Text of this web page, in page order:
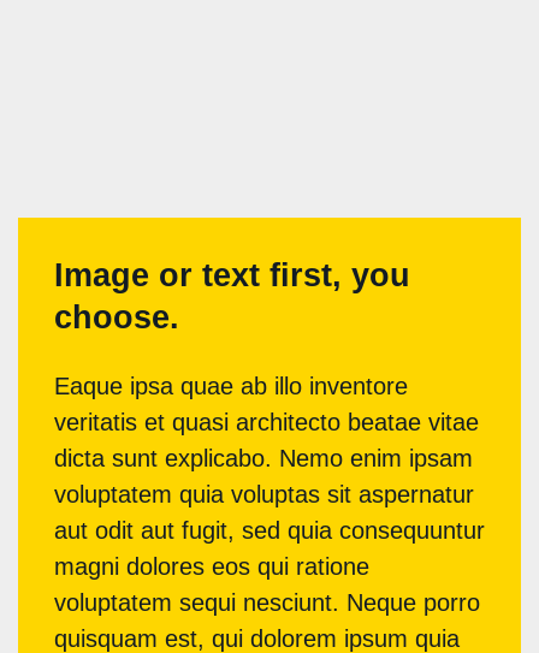
Image or text first, you
choose.
Eaque ipsa quae ab illo inventore
veritatis et quasi architecto beatae vitae
dicta sunt explicabo. Nemo enim ipsam
voluptatem quia voluptas sit aspernatur
aut odit aut fugit, sed quia consequuntur
magni dolores eos qui ratione
voluptatem sequi nesciunt. Neque porro
quisquam est, qui dolorem ipsum quia